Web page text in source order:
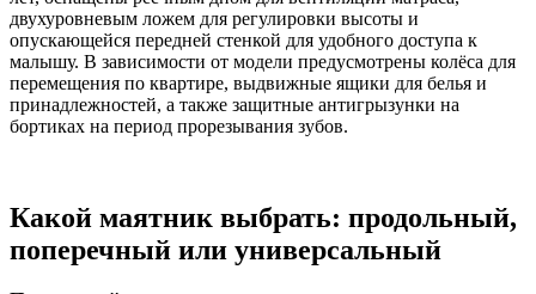
двухуровневым ложем для регулировки высоты и
опускающейся передней стенкой для удобного доступа к
малышу. В зависимости от модели предусмотрены колёса для
перемещения по квартире, выдвижные ящики для белья и
принадлежностей, а также защитные антигрызунки на
бортиках на период прорезывания зубов.
Какой маятник выбрать: продольный,
поперечный или универсальный